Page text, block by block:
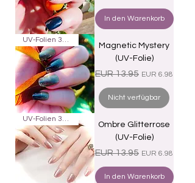
In den Warenkorb
UV-Folien 30er
Magnetic Mystery
(UV-Folie)
Standardpreis
EUR 13.95 Sale-Preis
EUR 6.98
Nicht verfügbar
UV-Folien 30er
Ombre Glitterrose
(UV-Folie)
Standardpreis
EUR 13.95 Sale-Preis
EUR 6.98
In den Warenkorb